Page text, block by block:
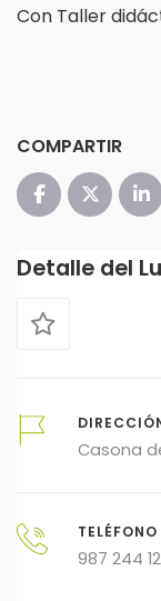
Con Taller
COMPARTIR
Detalle del
Casona
TELÉFONO
987 244